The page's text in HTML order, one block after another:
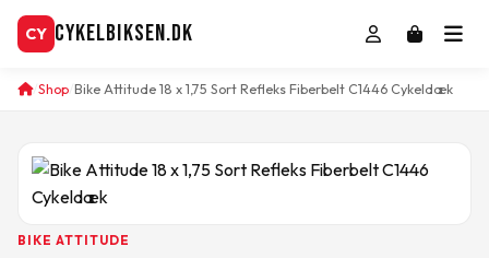
CY CykelBiksen.dk
Shop Bike Attitude 18 x 1,75 Sort Refleks Fiberbelt C1446 Cykeldæk
BIKE ATTITUDE